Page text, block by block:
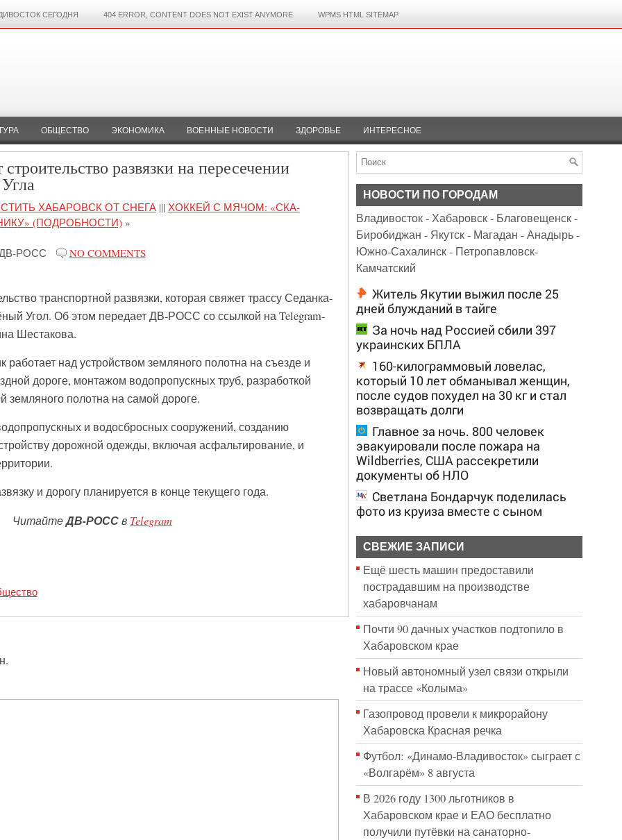
СЕГОДНЯ 404 ERROR, CONTENT DOES NOT EXIST ANYMORE WPMS HTML SITEMAP
ОБЩЕСТВО ЭКОНОМИКА ВОЕННЫЕ НОВОСТИ ЗДОРОВЬЕ ИНТЕРЕСНОЕ
развязки на пересечении
ХАБАРОВСК ОТ СНЕГА||| ХОККЕЙ С МЯЧОМ: «СКА-
(ПОДРОБНОСТИ)»
РОСС NO COMMENTS
транспортной развязки, которая свяжет трассу Седанка-
Угол. Об этом передает ДВ-РОСС со ссылкой на Telegram-
Шестакова.
над устройством земляного полотна на съезде и
дороге, монтажом водопропускных труб, разработкой
земляного полотна на самой дороге.
и водосбросных сооружений, созданию
дорожной одежды, включая асфальтирование, и
и дорогу планируется в конце текущего года.
ЧитайтеДВ-РОССв Telegram
НОВОСТИ ПО ГОРОДАМ
Владивосток-Хабаровск- Благовещенск-
Биробиджан - Якутск- Магадан -Анадырь-
Южно-Сахалинск- Петропавловск-
Камчатский
Житель Якутии выжил после 25
дней блужданий в тайге
За ночь над Россией сбили 397
украинских БПЛА
160-килограммовый ловелас,
который 10 лет обманывал женщин,
после судов похудел на 30 кг и стал
возвращать долги
Главное за ночь. 800 человек
эвакуировали после пожара на
Wildberries, США рассекретили
документы об НЛО
Светлана Бондарчук поделилась
фото из круиза вместе с сыном
СВЕЖИЕ ЗАПИСИ
Ещё шесть машин предоставили
пострадавшим на производстве
хабаровчанам
Почти 90 дачных участков подтопило в
Хабаровском крае
Новый автономный узел связи открыли
на трассе «Колыма»
Газопровод провели к микрорайону
Хабаровска Красная речка
Футбол: «Динамо-Владивосток» сыграет с
«Волгарём» 8 августа
В 2026 году 1300 льготников в
Хабаровском крае и ЕАО бесплатно
получили путёвки на санаторно-